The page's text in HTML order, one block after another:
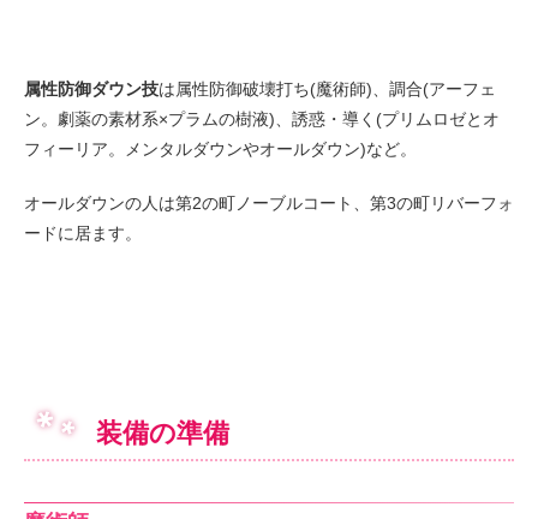
属性防御ダウン技は属性防御破壊打ち(魔術師)、調合(アーフェ
ン。劇薬の素材系×プラムの樹液)、誘惑・導く(プリムロゼとオ
フィーリア。メンタルダウンやオールダウン)など。
オールダウンの人は第2の町ノーブルコート、第3の町リバーフォ
ードに居ます。
装備の準備